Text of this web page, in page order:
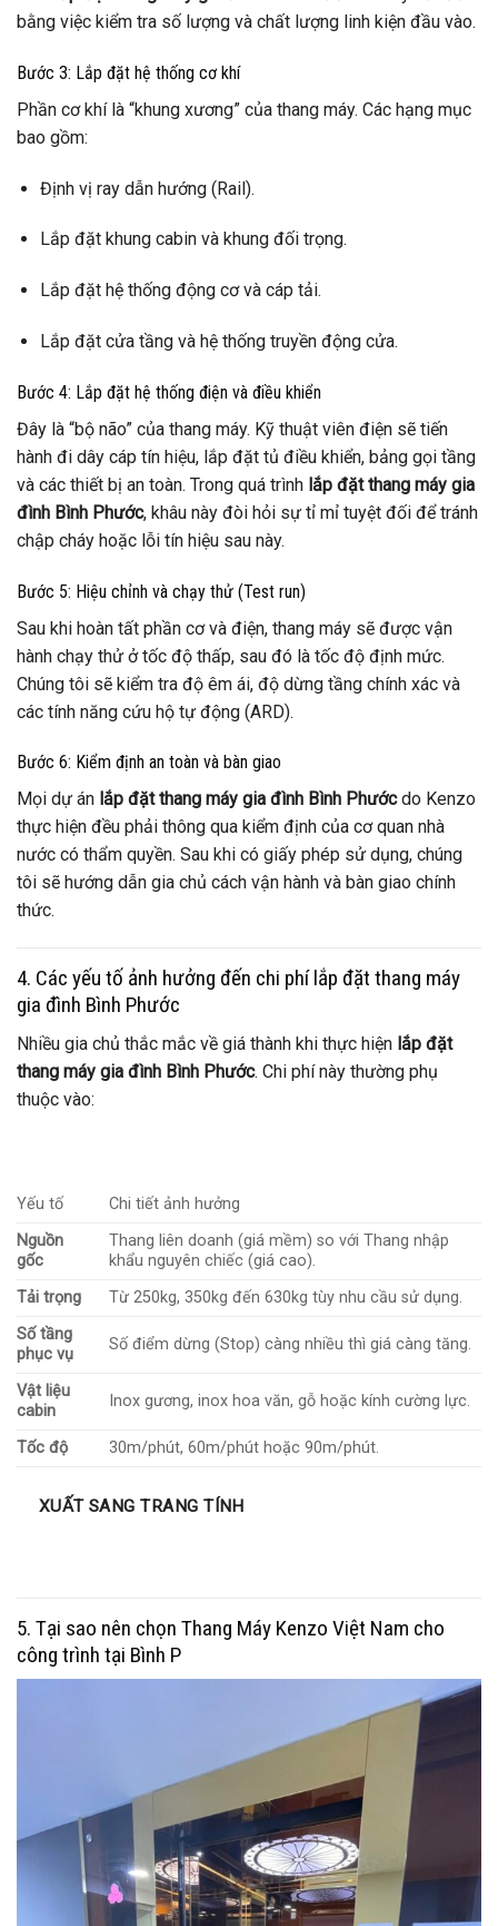
bằng việc kiểm tra số lượng và chất lượng linh kiện đầu vào.
Bước 3: Lắp đặt hệ thống cơ khí
Phần cơ khí là “khung xương” của thang máy. Các hạng mục
bao gồm:
Định vị ray dẫn hướng (Rail).
Lắp đặt khung cabin và khung đối trọng.
Lắp đặt hệ thống động cơ và cáp tải.
Lắp đặt cửa tầng và hệ thống truyền động cửa.
Bước 4: Lắp đặt hệ thống điện và điều khiển
Đây là “bộ não” của thang máy. Kỹ thuật viên điện sẽ tiến
hành đi dây cáp tín hiệu, lắp đặt tủ điều khiển, bảng gọi tầng
và các thiết bị an toàn. Trong quá trình lắp đặt thang máy gia
đình Bình Phước, khâu này đòi hỏi sự tỉ mỉ tuyệt đối để tránh
chập cháy hoặc lỗi tín hiệu sau này.
Bước 5: Hiệu chỉnh và chạy thử (Test run)
Sau khi hoàn tất phần cơ và điện, thang máy sẽ được vận
hành chạy thử ở tốc độ thấp, sau đó là tốc độ định mức.
Chúng tôi sẽ kiểm tra độ êm ái, độ dừng tầng chính xác và
các tính năng cứu hộ tự động (ARD).
Bước 6: Kiểm định an toàn và bàn giao
Mọi dự án lắp đặt thang máy gia đình Bình Phướcdo Kenzo
thực hiện đều phải thông qua kiểm định của cơ quan nhà
nước có thẩm quyền. Sau khi có giấy phép sử dụng, chúng
tôi sẽ hướng dẫn gia chủ cách vận hành và bàn giao chính
thức.
4. Các yếu tố ảnh hưởng đến chi phí lắp đặt thang máy
gia đình Bình Phước
Nhiều gia chủ thắc mắc về giá thành khi thực hiện lắp đặt
thang máy gia đình Bình Phước. Chi phí này thường phụ
thuộc vào:
Yếu tố
Chi tiết ảnh hưởng
Nguồn
gốc
Thang liên doanh (giá mềm) so với Thang nhập
khẩu nguyên chiếc (giá cao).
Tải trọng
Từ 250kg, 350kg đến 630kg tùy nhu cầu sử dụng.
Số tầng
phục vụ
Số điểm dừng (Stop) càng nhiều thì giá càng tăng.
Vật liệu
cabin
Inox gương, inox hoa văn, gỗ hoặc kính cường lực.
Tốc độ 30m/phút, 60m/phút hoặc 90m/phút.
XUẤT SANG TRANG TÍNH
5. Tại sao nên chọn Thang Máy Kenzo Việt Nam cho
công trình tại Bình P